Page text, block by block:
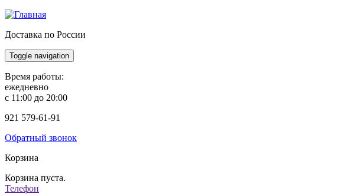
Доставка по России
Toggle navigation
Время работы:
ежедневно
с 11:00 до 20:00
921 579-61-91
Обратный звонок
Корзина
Корзина пуста.
Телефон